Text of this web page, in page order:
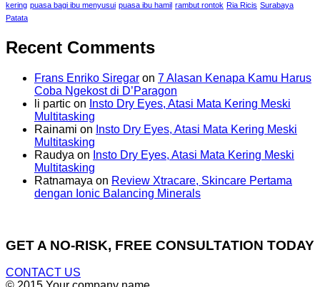
kering puasa bagi ibu menyusui puasa ibu hamil rambut rontok Ria Ricis Surabaya
Patata
Recent Comments
Frans Enriko Siregar on 7 Alasan Kenapa Kamu Harus
Coba Ngekost di D’Paragon
li partic on Insto Dry Eyes, Atasi Mata Kering Meski
Multitasking
Rainami on Insto Dry Eyes, Atasi Mata Kering Meski
Multitasking
Raudya on Insto Dry Eyes, Atasi Mata Kering Meski
Multitasking
Ratnamaya on Review Xtracare, Skincare Pertama
dengan Ionic Balancing Minerals
GET A NO-RISK, FREE CONSULTATION TODAY
CONTACT US